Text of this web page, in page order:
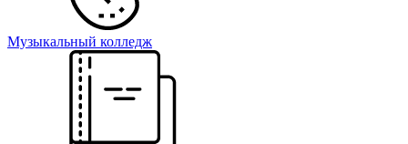
Музыкальный колледж